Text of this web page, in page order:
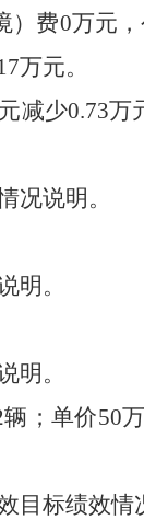
）费0万元
万元。
减少0.73
况说明。
明。
明。
；单价50
目标绩效情